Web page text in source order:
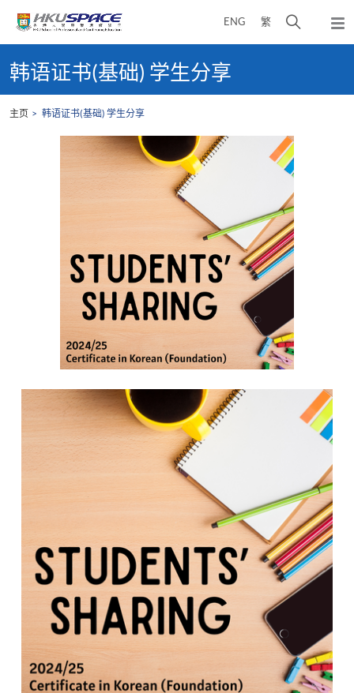
ENG 繁
开
弹
出
单
content
start韩语证书(基础) 学生分享
主页 韩语证书(基础) 学生分享